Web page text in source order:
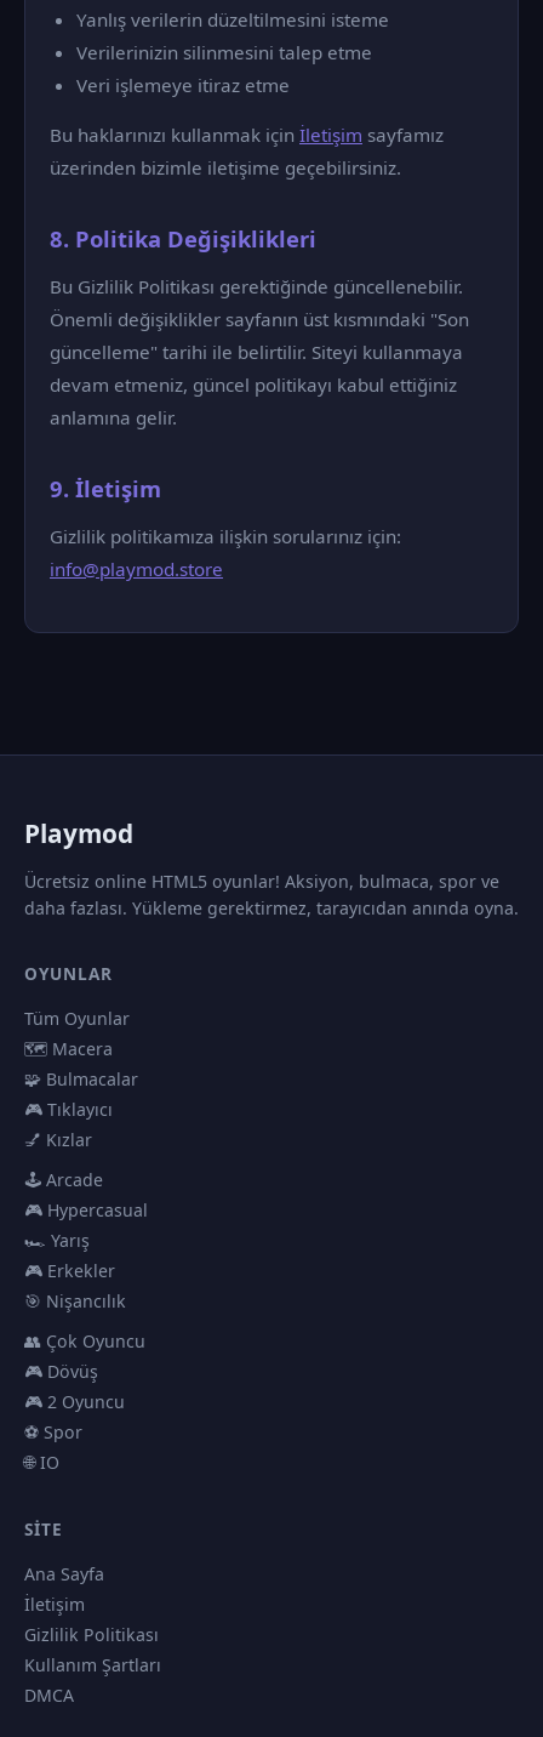
Yanlış verilerin düzeltilmesini isteme
Verilerinizin silinmesini talep etme
Veri işlemeye itiraz etme
Bu haklarınızı kullanmak için İletişim sayfamız
üzerinden bizimle iletişime geçebilirsiniz.
8. Politika Değişiklikleri
Bu Gizlilik Politikası gerektiğinde güncellenebilir.
Önemli değişiklikler sayfanın üst kısmındaki "Son
güncelleme" tarihi ile belirtilir. Siteyi kullanmaya
devam etmeniz, güncel politikayı kabul ettiğiniz
anlamına gelir.
9. İletişim
Gizlilik politikamıza ilişkin sorularınız için:
info@playmod.store
Playmod
Ücretsiz online HTML5 oyunlar! Aksiyon, bulmaca, spor ve
daha fazlası. Yükleme gerektirmez, tarayıcıdan anında oyna.
OYUNLAR
Tüm Oyunlar
🗺️ Macera
🧩 Bulmacalar
🎮 Tıklayıcı
💅 Kızlar
🕹️ Arcade
🎮 Hypercasual
🏎️ Yarış
🎮 Erkekler
🎯 Nişancılık
👥 Çok Oyuncu
🎮 Dövüş
🎮 2 Oyuncu
⚽ Spor
🌐 IO
SITE
Ana Sayfa
İletişim
Gizlilik Politikası
Kullanım Şartları
DMCA